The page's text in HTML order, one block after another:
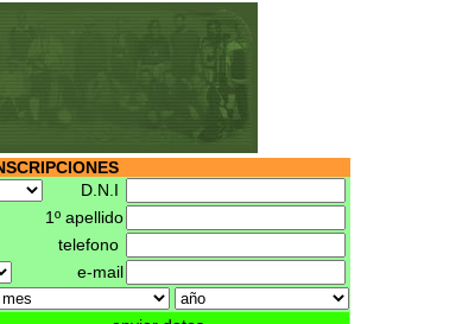
D.N.I
1º apellido
telefono
e-mail